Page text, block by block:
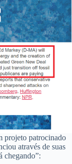
projeto patrocinado
através de suas
chegando”: